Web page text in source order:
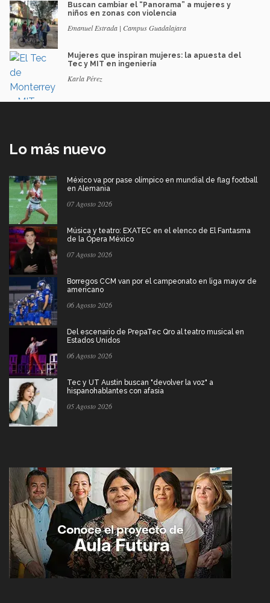
Buscan cambiar el “Panorama” a mujeres y
niños en zonas con violencia
Emanuel Estrada | Campus Guadalajara
Mujeres que inspiran mujeres: la apuesta del
Tec y MIT en ingeniería
Karla Pérez
Lo más nuevo
México va por pase olímpico en mundial de flag football
en Alemania
07 Agosto 2026
Música y teatro: EXATEC en el elenco de El Fantasma
de la Ópera México
07 Agosto 2026
Borregos CCM van por el campeonato en liga mayor de
americano
06 Agosto 2026
Del escenario de PrepaTec Qro al teatro musical en
Estados Unidos
06 Agosto 2026
Tec y UT Austin buscan "devolver la voz" a
hispanohablantes con afasia
05 Agosto 2026